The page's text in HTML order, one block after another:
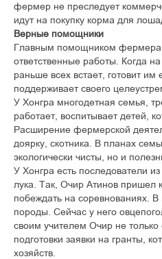
фермер не преследует
идут на покупку корма для
Верные помощники
Главным помощником фермера
ответственные работы. Когда
раньше всех встает, готовит
поддерживает своего
У Хонгра многодетная семья,
работает, воспитывает детей,
Расширение фермерской
доярку, скотника. В планах
экологически чисты, но и
У Хонгра есть последователи
лука. Так, Очир Атинов пришел
побеждать на соревнованиях.
породы. Сейчас у него
своим учителем Очир не
подготовки заявки на гранты,
хозяйств.